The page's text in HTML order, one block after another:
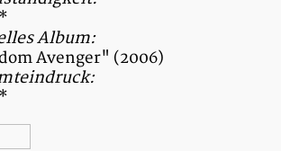
Album:
Avenger" (2006)